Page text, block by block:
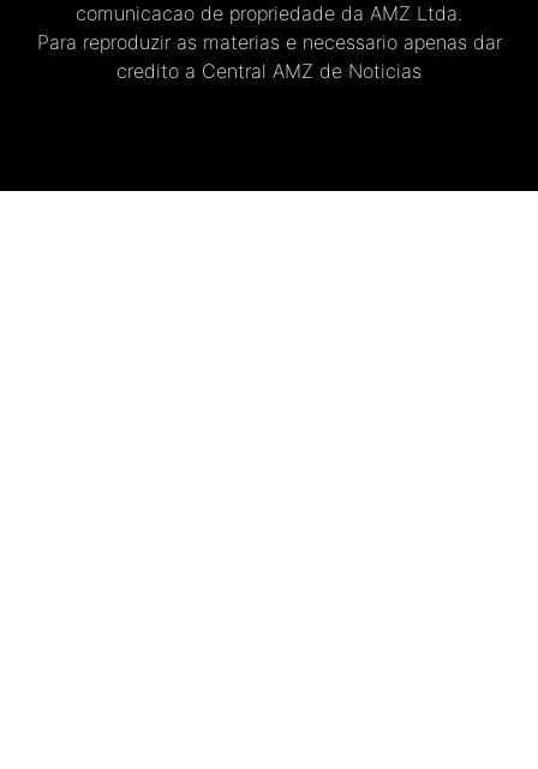
comunicacao de propriedade da AMZ Ltda.
Para reproduzir as materias e necessario apenas dar
credito a Central AMZ de Noticias